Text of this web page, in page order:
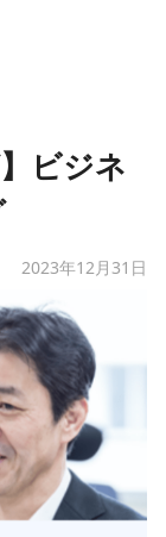
ビジネ
2023年12月31日